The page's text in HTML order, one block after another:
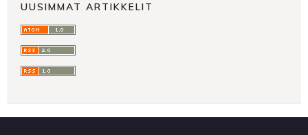
UUSIMMAT ARTIKKELIT